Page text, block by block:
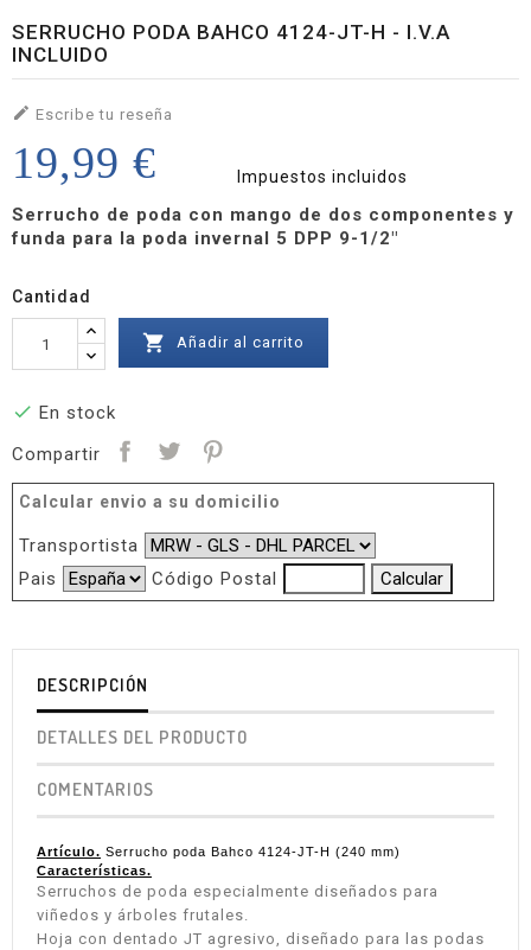
SERRUCHO PODA BAHCO 4124-JT-H - I.V.A
INCLUIDO
 Escribe tu reseña
19,99 € Impuestos incluidos
Serrucho de poda con mango de dos componentes y
funda para la poda invernal 5 DPP 9-1/2"
Cantidad
 Añadir al carrito
 En stock
Compartir
Calcular envio a su domicilio
Transportista
Pais
Código Postal
DESCRIPCIÓN
DETALLES DEL PRODUCTO
COMENTARIOS
Artículo. Serrucho poda Bahco 4124-JT-H (240 mm)
Características.
Serruchos de poda especialmente diseñados para
viñedos y árboles frutales.
Hoja con dentado JT agresivo, diseñado para las podas